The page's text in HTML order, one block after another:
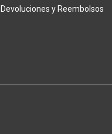
Devoluciones y Reembolsos